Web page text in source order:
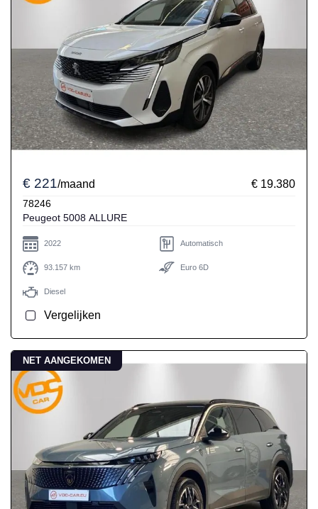
€ 221/maand € 19.380
78246
Peugeot 5008 ALLURE
2022 Automatisch
93.157 km Euro 6D
Diesel
Vergelijken
NET AANGEKOMEN